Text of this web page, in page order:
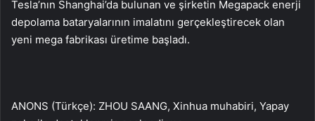
Tesla’nın Shanghai’da bulunan ve şirketin Megapack enerji
depolama bataryalarının imalatını gerçekleştirecek olan
yeni mega fabrikası üretime başladı.
ANONS (Türkçe): ZHOU SAANG, Xinhua muhabiri, Yapay